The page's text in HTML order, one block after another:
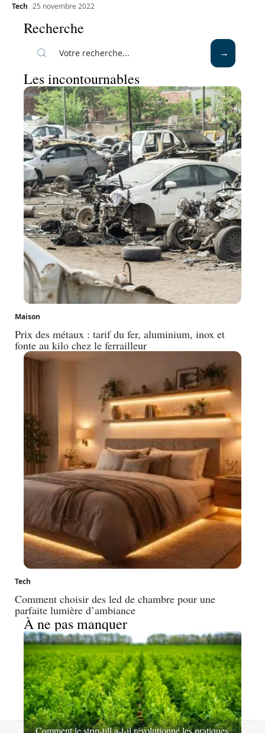
Tech 25 novembre 2022
Recherche
Les incontournables
Maison
Prix des métaux : tarif du fer, aluminium, inox et
fonte au kilo chez le ferrailleur
Tech
Comment choisir des led de chambre pour une
parfaite lumière d’ambiance
À ne pas manquer
Comment le strip-till a-t-il révolutionné les pratiques